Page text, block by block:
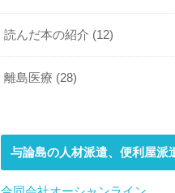
読んだ本の紹介 (12)
離島医療 (28)
与論島の人材派遣、便利屋派